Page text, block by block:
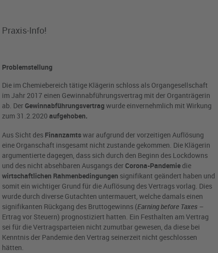
Praxis-Info!
Problemstellung
Die im Chemiebereich tätige Klägerin schloss als Organgesellschaft
im Jahr 2017 einen Gewinnabführungsvertrag mit der Organträgerin
ab. Der Gewinnabführungsvertrag wurde einvernehmlich mit Wirkung
zum 31.2.2020aufgehoben.
Aus Sicht des Finanzamtswar aufgrund der vorzeitigen Auflösung
eine Organschaft insgesamt nicht zustande gekommen. Die Klägerin
argumentierte dagegen, dass sich durch den Beginn des Lockdowns
und des nicht absehbaren Ausgangs derCorona-Pandemie die
wirtschaftlichen Rahmenbedingungen signifikant geändert haben und
somit ein wichtiger Grund für die Auflösung des Vertrags vorlag. Dies
wurde durch diverse Gutachten untermauert, welche damals einen
signifikanten Rückgang des Bruttogewinns (Earning before Taxes –
Ertrag vor Steuern) prognostiziert hatten. Ein Festhalten am Vertrag
sei für die Vertragsparteien nicht zumutbar gewesen, da diese bei
Kenntnis der Pandemie den Vertrag seinerzeit nicht geschlossen
hätten.